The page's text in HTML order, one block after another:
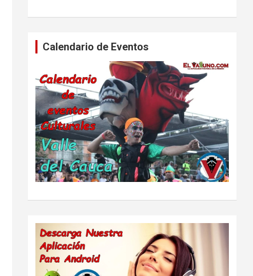
Calendario de Eventos